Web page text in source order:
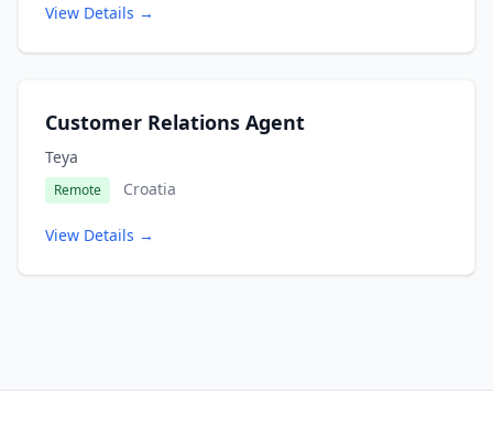
View Details →
Customer Relations Agent
Teya
Remote Croatia
View Details →